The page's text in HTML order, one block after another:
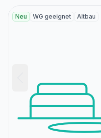
Neu WG geeignet Altbau